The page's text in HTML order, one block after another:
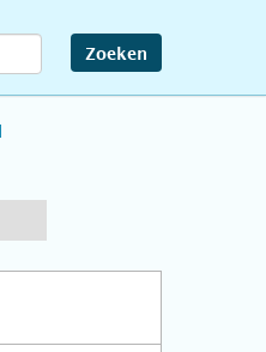
Zoeken